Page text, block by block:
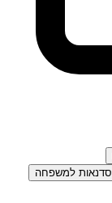
סדנאות למשפחה